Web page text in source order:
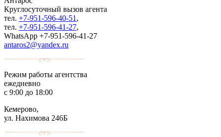
Круглосуточный вызов агента
тел. +7-951-596-40-51 ,
тел. +7-951-596-41-27,
WhatsApp +7-951-596-41-27
antaros2@yandex.ru
Режим работы агентства
ежедневно
с 9:00 до 18:00
Кемерово,
ул. Нахимова 246Б